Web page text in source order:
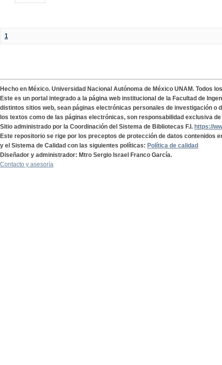
1
Hecho en México. Universidad Nacional Autónoma de México UNAM. Todos
Este es un portal integrado a la página web institucional de la Facultad de
distintos sitios web, sean páginas electrónicas personales de investigación o
los textos como de las páginas electrónicas, son responsabilidad exclusiva
Sitio administrado por la Coordinación del Sistema de Bibliotecas F.I. https://
Este repositorio se rige por los preceptos de protección de datos contenidos
y el Sistema de Calidad con las siguientes políticas: Política de calidad
Diseñador y administrador: Mtro Sergio Israel Franco García.
Contacto y asesoría